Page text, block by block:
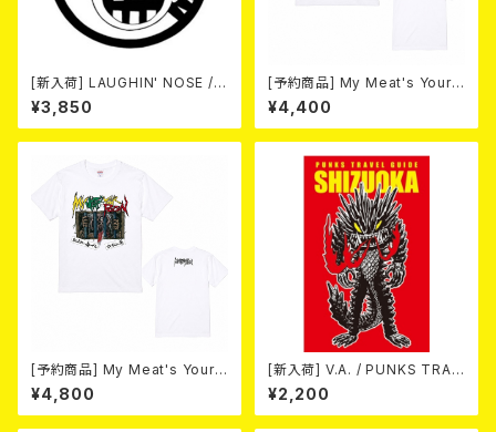
[新入荷] LAUGHIN' NOSE / P
USSY FOR SALE (LP)
¥3,850
[予約商品] My Meat's Your
Poison -あんたにゃ毒でもオイ
ラにゃ薬- (White) 熊本地震 復
興支援T-shirt 2026年8月末
¥4,400
[予約商品] My Meat's Your
Poison -あんたにゃ毒でもオイ
ラにゃ薬- (WHITE) 熊本地震
復興支援T-shirt (XXL & XXX
¥4,800
[新入荷] V.A. / PUNKS TRAV
EL GUIDE SHIZUOKA (カセッ
ト)
¥2,200